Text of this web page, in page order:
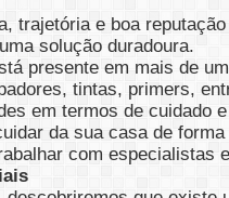
trajetória e boa
solução duradoura.
presente em mais de
tintas, primers,
em termos de cuidado
da sua casa de
com especialistas